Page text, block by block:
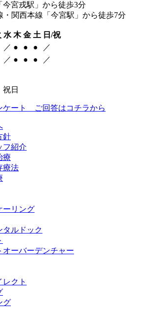
今宮戎駅」から徒歩3分
・関西本線「今宮駅」から徒歩7分
水 木 金 土 日/祝
／ ● ● ●
／
／ ● ● ● ／
日
針
フ紹介
療
療法
ーリング
タルドック
オーバーデンチャー
レクト
グ